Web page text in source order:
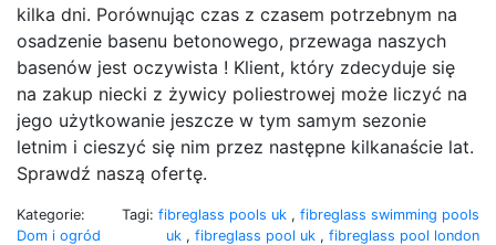
kilka dni. Porównując czas z czasem potrzebnym na
osadzenie basenu betonowego, przewaga naszych
basenów jest oczywista ! Klient, który zdecyduje się
na zakup niecki z żywicy poliestrowej może liczyć na
jego użytkowanie jeszcze w tym samym sezonie
letnim i cieszyć się nim przez następne kilkanaście lat.
Sprawdź naszą ofertę.
Kategorie:
Dom i ogród
Tagi: fibreglass pools uk , fibreglass swimming pools
uk , fibreglass pool uk , fibreglass pool london